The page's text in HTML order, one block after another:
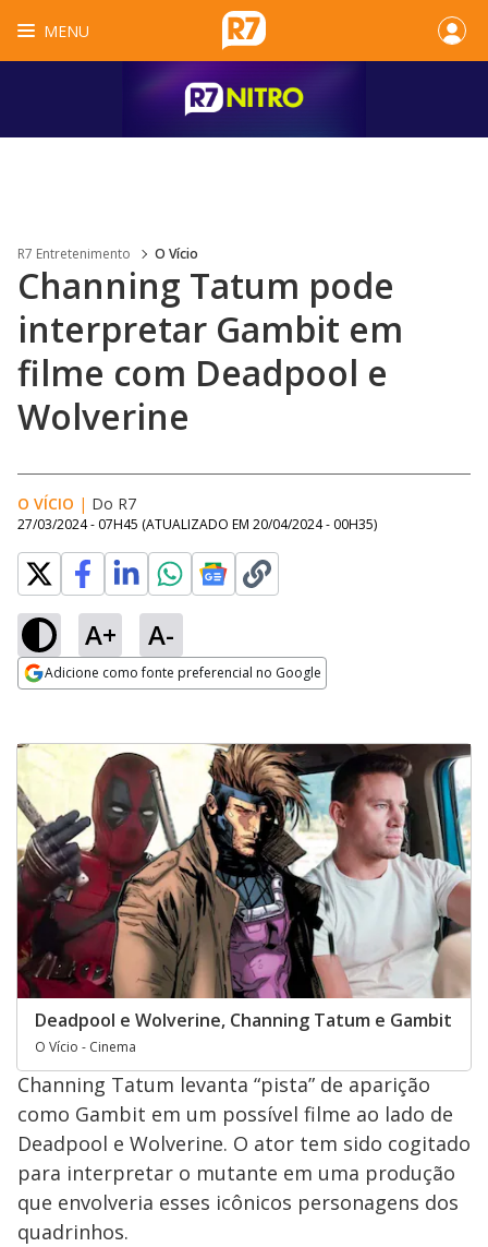
MENU
R7 Entretenimento O Vício
Channing Tatum pode
interpretar Gambit em
filme com Deadpool e
Wolverine
O VÍCIO | Do R7
27/03/2024 - 07H45 (ATUALIZADO EM 20/04/2024 - 00H35)
A+ A-
Adicione como fonte preferencial no Google
Deadpool e Wolverine, Channing Tatum e Gambit
O Vício - Cinema
Channing Tatum levanta “pista” de aparição
como Gambit em um possível filme ao lado de
Deadpool e Wolverine. O ator tem sido cogitado
para interpretar o mutante em uma produção
que envolveria esses icônicos personagens dos
quadrinhos.